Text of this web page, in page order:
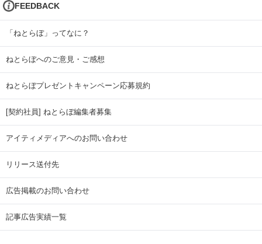
FEEDBACK
「ねとらぼ」ってなに？
ねとらぼへのご意見・ご感想
ねとらぼプレゼントキャンペーン応募規約
[契約社員] ねとらぼ編集者募集
アイティメディアへのお問い合わせ
リリース送付先
広告掲載のお問い合わせ
記事広告実績一覧